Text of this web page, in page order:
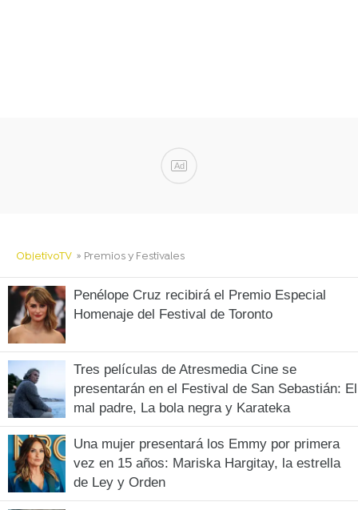
Ad
ObjetivoTV » Premios y Festivales
Penélope Cruz recibirá el Premio Especial
Homenaje del Festival de Toronto
Tres películas de Atresmedia Cine se
presentarán en el Festival de San Sebastián: El
mal padre, La bola negra y Karateka
Una mujer presentará los Emmy por primera
vez en 15 años: Mariska Hargitay, la estrella
de Ley y Orden